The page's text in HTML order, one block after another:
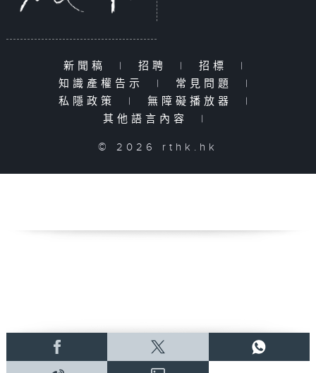
新聞稿 | 招聘 | 招標
|
知識產權告示
| 常見問題
|
私隱政策
| 無障礙播放器
|
其他語言內容
|
© 2026 rthk.hk